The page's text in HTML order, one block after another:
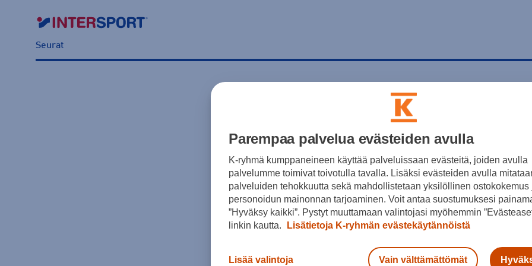
Seurat
Parempaa palvelua evästeiden avulla
K-ryhmä kumppaneineen käyttää palveluissaan evästeitä, joiden avulla
palvelumme toimivat toivotulla tavalla. Lisäksi evästeiden avulla
palveluiden tehokkuutta sekä mahdollistetaan yksilöllinen ostokokemus
personoidun mainonnan tarjoaminen. Voit antaa suostumuksesi
”Hyväksy kaikki”. Pystyt muuttamaan valintojasi myöhemmin
linkin kautta.
Lisätietoja K-ryhmän evästekäytännöistä
Lisää valintoja Vain välttämättömät